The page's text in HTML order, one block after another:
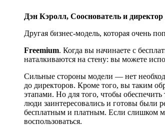
Дэн Кэролл, Сооснователь и
Другая бизнес-модель, которая очень
Freemium. Когда вы начинаете с
наталкиваются на стену: вы можете
Сильные стороны модели — нет
до директоров. Кроме того, вы таким
этапами. Но для того, чтобы
люди заинтересовались и готовы были
бесплатным и платным. Если слишком
воспользоваться.